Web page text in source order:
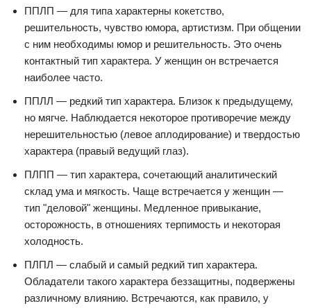
ППЛП — для типа характерны кокетство,
решительность, чувство юмора, артистизм. При общении
с ним необходимы юмор и решительность. Это очень
контактный тип характера. У женщин он встречается
наиболее часто.
ППЛЛ — редкий тип характера. Близок к предыдущему,
но мягче. Наблюдается некоторое противоречие между
нерешительностью (левое аплодирование) и твердостью
характера (правый ведущий глаз).
ПЛПП — тип характера, сочетающий аналитический
склад ума и мягкость. Чаще встречается у женщин —
тип "деловой" женщины. Медленное привыкание,
осторожность, в отношениях терпимость и некоторая
холодность.
ПЛПЛ — слабый и самый редкий тип характера.
Обладатели такого характера беззащитны, подвержены
различному влиянию. Встречаются, как правило, у